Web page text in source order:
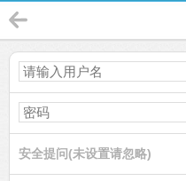
安全提问(未设置请忽略)